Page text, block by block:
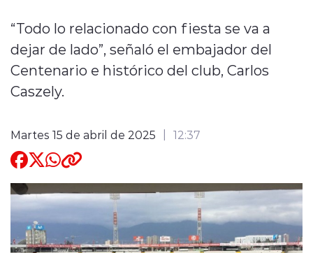
Quienes Somos
“Todo lo relacionado con fiesta se va a
dejar de lado”, señaló el embajador del
Centenario e histórico del club, Carlos
Caszely.
Martes 15 de abril de 2025 12:37